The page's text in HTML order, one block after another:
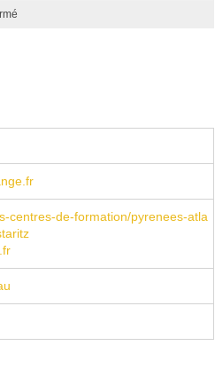
centres-de-formation/pyrenees-atla